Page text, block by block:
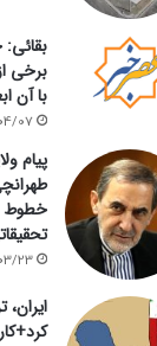
برخی
با آن
07
پیام
خطوط
23